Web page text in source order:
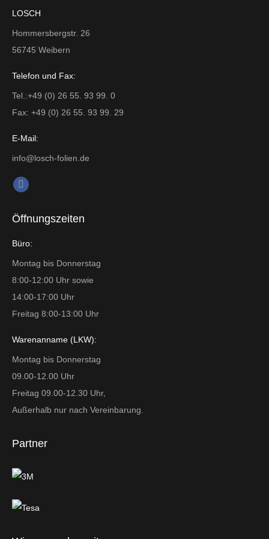
LOSCH
Hommersbergstr. 26
56745 Weibern
Telefon und Fax:
Tel.:+49 (0) 26 55. 93 99. 0
Fax: +49 (0) 26 55. 93 99. 29
E-Mail:
info@losch-folien.de
Finden Sie uns auf:
Facebook
opens
in
window
Öffnungszeiten
Büro:
Montag bis Donnerstag
8:00-12:00 Uhr sowie
14:00-17:00 Uhr
Freitag 8:00-13:00 Uhr
Warenanname (LKW):
Montag bis Donnerstag
09.00-12.00 Uhr
Freitag 09.00-12.30 Uhr,
Außerhalb nur nach Vereinbarung.
Partner